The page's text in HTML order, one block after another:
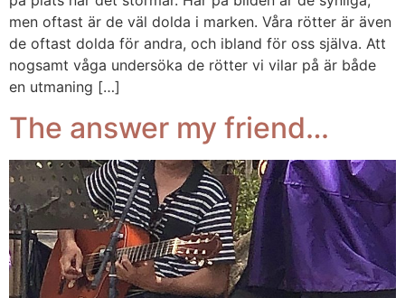
men oftast är de väl dolda i marken. Våra rötter är även
de oftast dolda för andra, och ibland för oss själva. Att
nogsamt våga undersöka de rötter vi vilar på är både
en utmaning […]
The answer my friend…